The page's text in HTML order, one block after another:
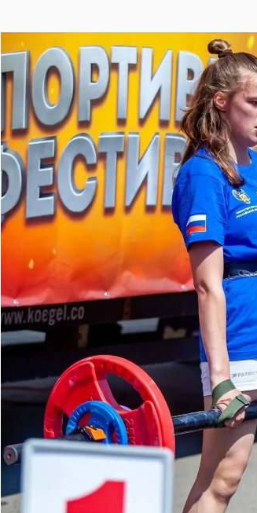
водителем грузового автомобиля на
2026 года он заключил контракт о
Ефрейтор из Ленобласти погиб 12
участника СВО состоится 15 июня в
Серафима Саровского. Бойца
Выскатка в 14:00.